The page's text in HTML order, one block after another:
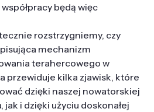
będą więc
rozstrzygniemy, czy
mechanizm
terahercowego w
przewiduje kilka zjawisk, które
dzięki naszej nowatorskiej
i dzięki użyciu doskonałej